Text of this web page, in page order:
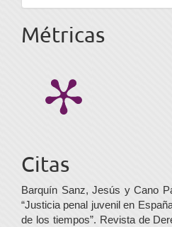
Métricas
Citas
Barquín Sanz, Jesús y Cano
“Justicia penal juvenil en
de los tiempos”. Revista de